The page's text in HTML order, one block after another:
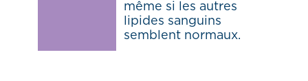
même si les autres
lipides sanguins
semblent normaux.